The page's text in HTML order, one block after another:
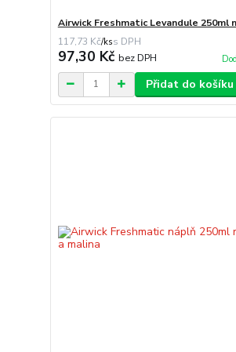
Airwick Freshmatic Levandule 250ml
117,73 Kč/ks
97,30 Kč bez DPH
Přidat do košíku